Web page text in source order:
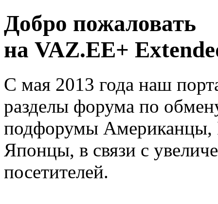
Добро пожаловать
на VAZ.EE+
С мая 2013 года наш
разделы форума по
подфорумы
Японцы, в связи с
посетителей.